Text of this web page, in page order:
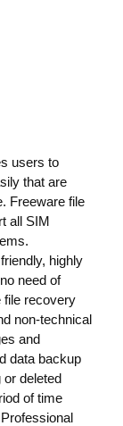
users to
that are
Freeware file
all SIM
highly
need of
file recovery
non-technical
and
data backup
deleted
of time